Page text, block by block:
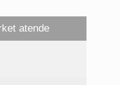
atende